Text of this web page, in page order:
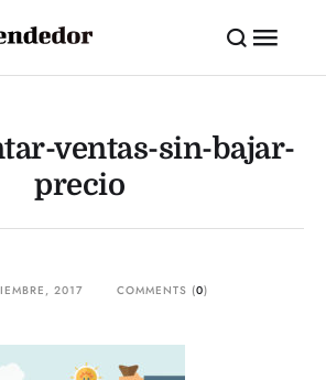
ventas-sin-bajar-
precio
2017 COMMENTS (0)